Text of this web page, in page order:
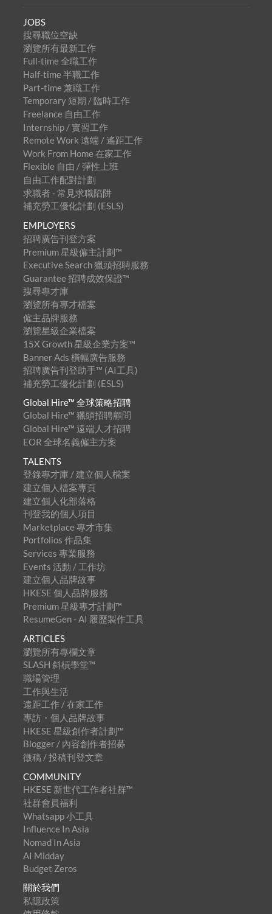
JOBS
搜尋職位空缺
瀏覽所有最新工作
Full-time 全職工作
Half-time 半職工作
Part-time 兼職工作
Temporary 短期 / 臨時工作
Freelance 自由工作
Internship / 實習工作
Remote Work 遠端 / 遙距工作
Work From Home 在家工作
Flexible 自由 / 彈性上班
自由工作配對計劃
求職者 - 常見求職陷阱
補充勞工優化計劃 (ESLS)
EMPLOYERS
招聘廣告刊登方案
Premium 星級僱主計劃™
Executive Search 獵頭招聘服務
Guarantee 招聘成效保證™
搜尋專才庫
瀏覽所有專才檔案
僱主品牌服務
瀏覽星級企業檔案
15X Growth 星級企業方案™
Banner Ads 橫幅廣告服務
招聘廣告刊登助手™ (AI工具)
補充勞工優化計劃 (ESLS)
Global Hire™ 全球策略招聘
Global Hire™ 獵頭招聘顧問
Global Hire™ 遠端人才招聘
EOR 全球名義僱主方案
TALENTS
登錄專才庫 / 建立個人檔案
建立個人檔案專頁
建立個人化部落格
刊登我的個人項目
Marketplace 專才市集
Portfolios 作品集
Services 專業服務
Events 活動 / 工作坊
建立個人品牌故事
HKESE 個人品牌服務
Premium 星級專才計劃™
ResumeGen - AI 履歷製作工具
ARTICLES
瀏覽所有專欄文章
SLASH 斜槓學堂™
職場管理
工作與生活
遠距工作 / 在家工作
專訪・個人品牌故事
HKESE 星級創作者計劃™
Blogger / 內容創作者招募
徵稿 / 投稿刊登文章
COMMUNITY
HKESE 新世代工作者社群™
社群會員福利
Whatsapp 小工具
Influence In Asia
Nomad In Asia
AI Midday
Budget Zeros
關於我們
私隱政策